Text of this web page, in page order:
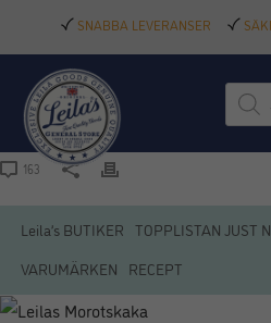
SNABBA LEVERANSER
163
Leila’s BUTIKER TOPPLISTAN JUST
VARUMÄRKEN
RECEPT